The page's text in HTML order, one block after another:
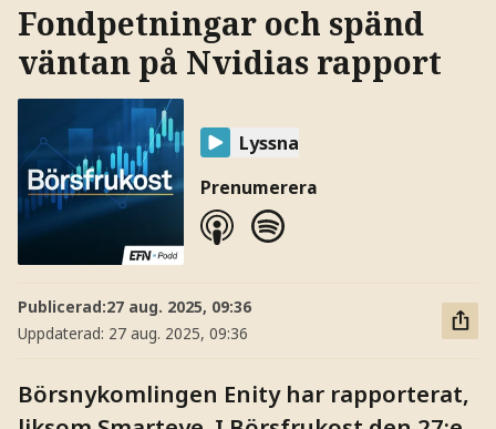
Fondpetningar och spänd
väntan på Nvidias rapport
Lyssna
Prenumerera
Publicerad:27 aug. 2025, 09:36
Uppdaterad: 27 aug. 2025, 09:36
Börsnykomlingen Enity har rapporterat,